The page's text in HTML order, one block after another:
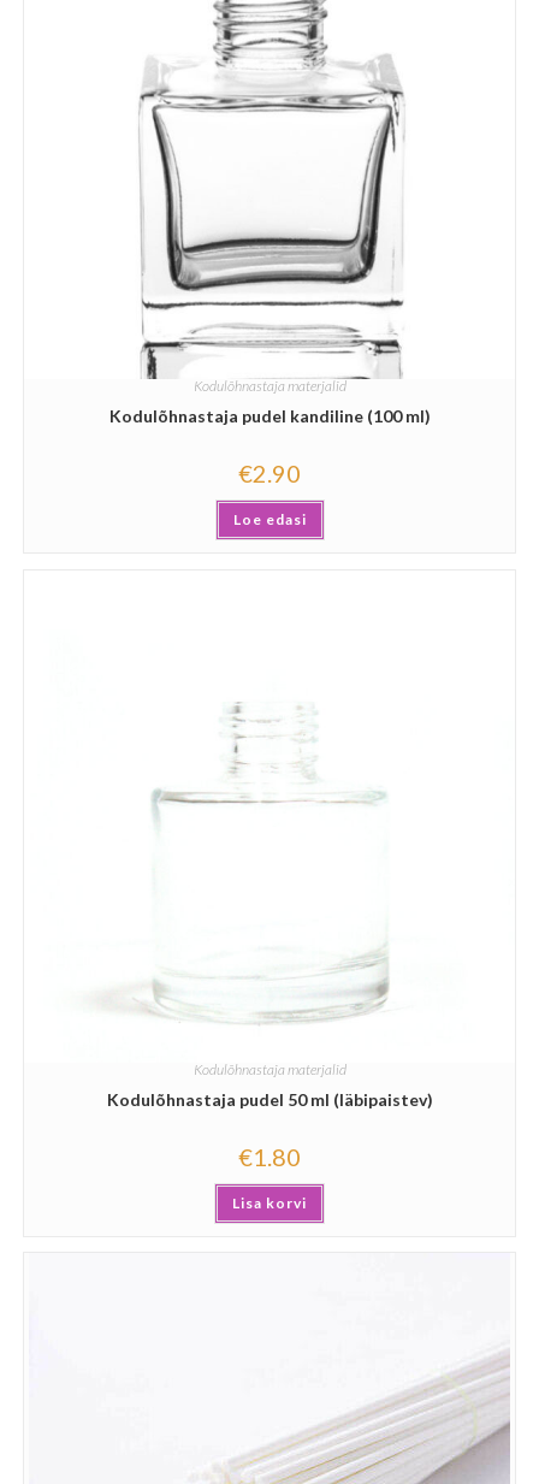
Kodulõhnastaja materjalid
Kodulõhnastaja pudel kandiline (100 ml)
€2.90
Loe edasi
Kodulõhnastaja materjalid
Kodulõhnastaja pudel 50 ml (läbipaistev)
€1.80
Lisa korvi